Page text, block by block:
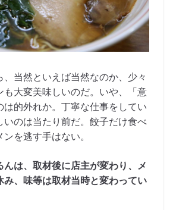
当然といえば当然なのか、少々
も大変美味しいのだ。いや、「意
は的外れか。丁寧な仕事をしてい
いのは当たり前だ。餃子だけ食べ
を逃す手はない。
んは、取材後に店主が変わり、メ
み、味等は取材当時と変わってい